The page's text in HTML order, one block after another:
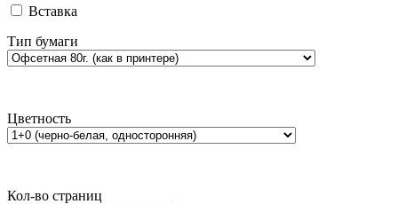
Вставка
Тип бумаги
Цветность
Кол-во страниц